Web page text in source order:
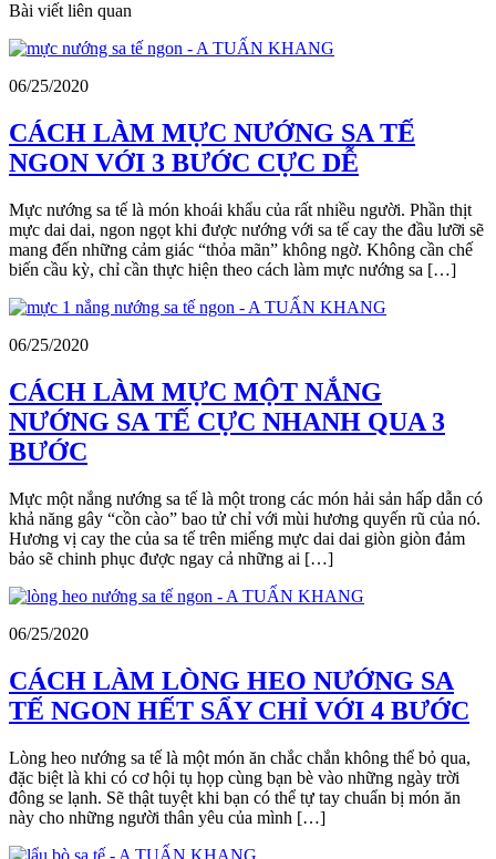
Bài viết liên quan
06/25/2020
CÁCH LÀM MỰC NƯỚNG SA TẾ
NGON VỚI 3 BƯỚC CỰC DỄ
Mực nướng sa tế là món khoái khẩu của rất nhiều người. Phần thịt
mực dai dai, ngon ngọt khi được nướng với sa tế cay the đầu lưỡi sẽ
mang đến những cảm giác “thỏa mãn” không ngờ. Không cần chế
biến cầu kỳ, chỉ cần thực hiện theo cách làm mực nướng sa […]
06/25/2020
CÁCH LÀM MỰC MỘT NẮNG
NƯỚNG SA TẾ CỰC NHANH QUA 3
BƯỚC
Mực một nắng nướng sa tế là một trong các món hải sản hấp dẫn có
khả năng gây “cồn cào” bao tử chỉ với mùi hương quyến rũ của nó.
Hương vị cay the của sa tế trên miếng mực dai dai giòn giòn đảm
bảo sẽ chinh phục được ngay cả những ai […]
06/25/2020
CÁCH LÀM LÒNG HEO NƯỚNG SA
TẾ NGON HẾT SẨY CHỈ VỚI 4 BƯỚC
Lòng heo nướng sa tế là một món ăn chắc chắn không thể bỏ qua,
đặc biệt là khi có cơ hội tụ họp cùng bạn bè vào những ngày trời
đông se lạnh. Sẽ thật tuyệt khi bạn có thể tự tay chuẩn bị món ăn
này cho những người thân yêu của mình […]